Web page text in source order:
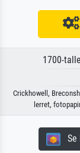
1700-
Crickhowell,
lerret,
Se